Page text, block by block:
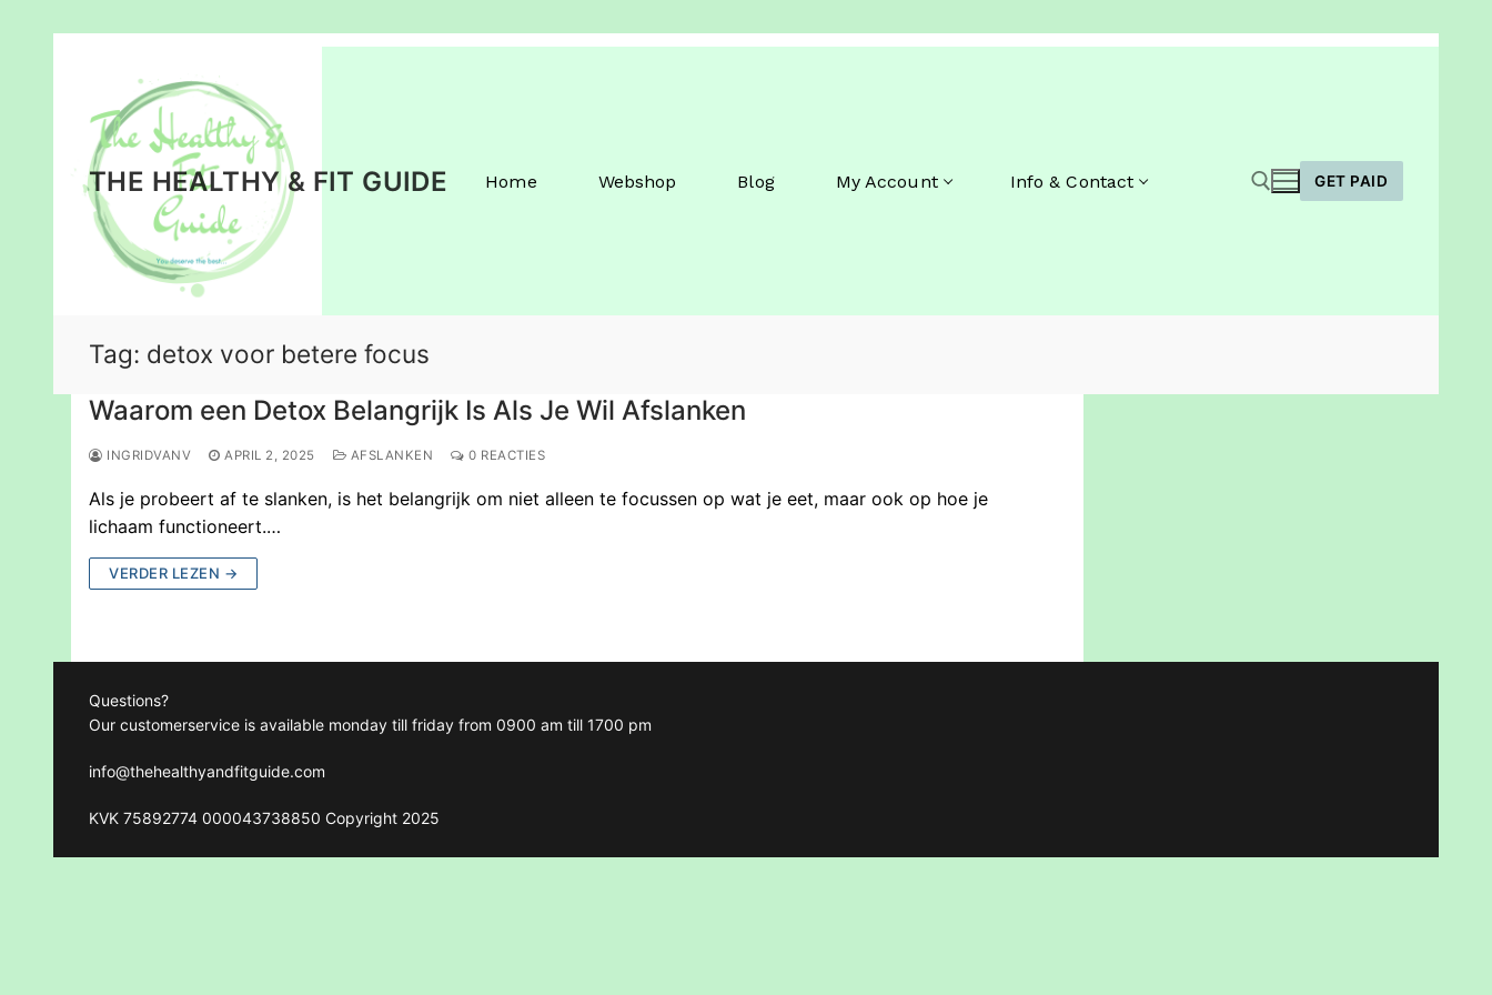
inhoud
THE HEALTHY & FIT GUIDE Home Webshop Blog My Account Info & Contact GET PAID
Tag: detox voor betere focus
Waarom een Detox Belangrijk Is Als Je Wil Afslanken
INGRIDVANV APRIL 2, 2025 AFSLANKEN 0 REACTIES
Als je probeert af te slanken, is het belangrijk om niet alleen te focussen op wat je eet, maar ook op hoe je
lichaam functioneert.…
VERDER LEZEN →
Questions?
Our customerservice is available monday till friday from 0900 am till 1700 pm
info@thehealthyandfitguide.com
KVK 75892774 000043738850 Copyright 2025